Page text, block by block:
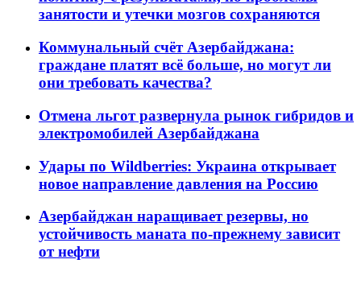
занятости и утечки мозгов сохраняются
Коммунальный счёт Азербайджана:
граждане платят всё больше, но могут ли
они требовать качества?
Отмена льгот развернула рынок гибридов и
электромобилей Азербайджана
Удары по Wildberries: Украина открывает
новое направление давления на Россию
Азербайджан наращивает резервы, но
устойчивость маната по-прежнему зависит
от нефти